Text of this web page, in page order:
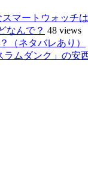
マートウォッチ
なんで？ 48 views
（ネタバレあり）
ムダンク」の安